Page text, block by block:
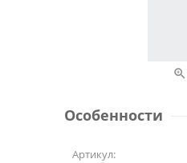

Особенности
Артикул: